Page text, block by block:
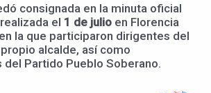
consignada en la minuta oficial
el 1 de julio en Florencia
la que participaron dirigentes del
alcalde, así como
Partido Pueblo Soberano.